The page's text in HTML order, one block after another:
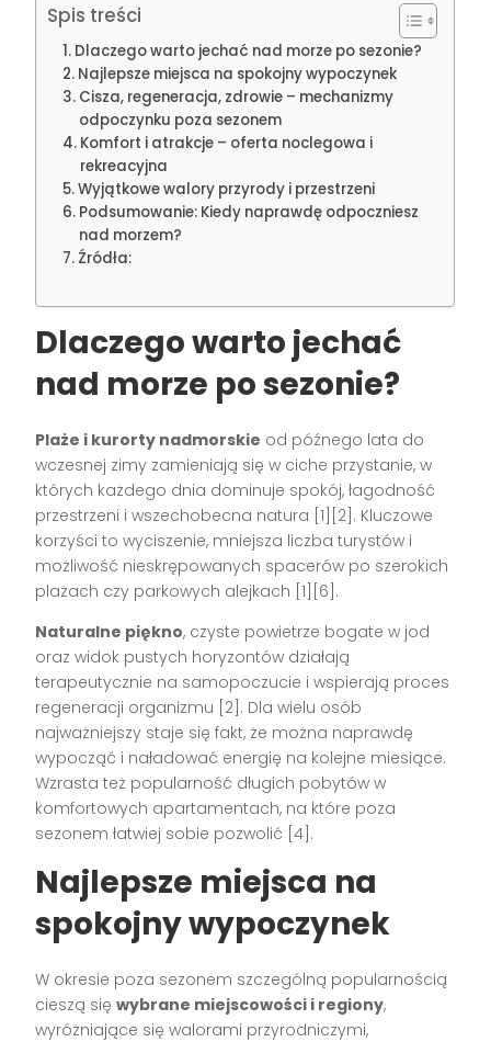
Spis treści
Dlaczego warto jechać nad morze po sezonie?
Najlepsze miejsca na spokojny wypoczynek
Cisza, regeneracja, zdrowie – mechanizmy
odpoczynku poza sezonem
Komfort i atrakcje – oferta noclegowa i
rekreacyjna
Wyjątkowe walory przyrody i przestrzeni
Podsumowanie: Kiedy naprawdę odpoczniesz
nad morzem?
Źródła:
Dlaczego warto jechać
nad morze po sezonie?
Plaże i kurorty nadmorskie od późnego lata do
wczesnej zimy zamieniają się w ciche przystanie, w
których każdego dnia dominuje spokój, łagodność
przestrzeni i wszechobecna natura [1][2] . Kluczowe
korzyści to wyciszenie, mniejsza liczba turystów i
możliwość nieskrępowanych spacerów po szerokich
plażach czy parkowych alejkach [1][6] .
Naturalne piękno, czyste powietrze bogate w jod
oraz widok pustych horyzontów działają
terapeutycznie na samopoczucie i wspierają proces
regeneracji organizmu [2] . Dla wielu osób
najważniejszy staje się fakt, że można naprawdę
wypocząć i naładować energię na kolejne miesiące.
Wzrasta też popularność długich pobytów w
komfortowych apartamentach, na które poza
sezonem łatwiej sobie pozwolić [4] .
Najlepsze miejsca na
spokojny wypoczynek
W okresie poza sezonem szczególną popularnością
cieszą sięwybrane miejscowości i regiony,
wyróżniające się walorami przyrodniczymi,